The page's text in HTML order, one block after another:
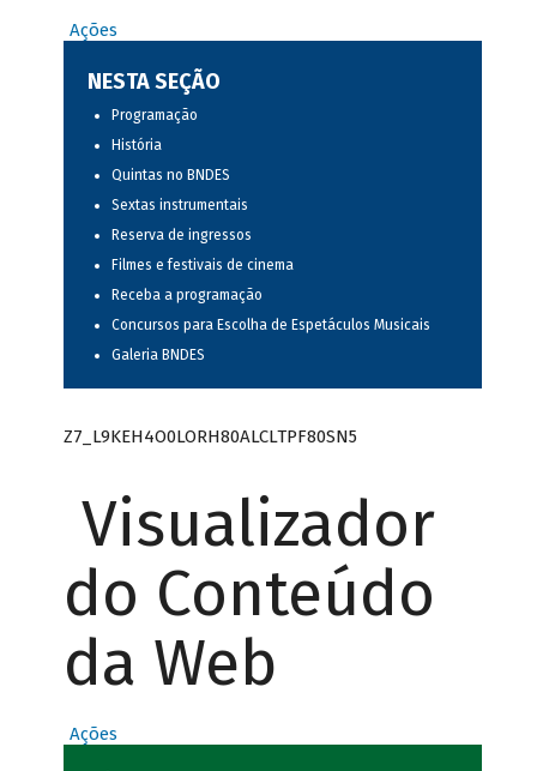
Ações
NESTA SEÇÃO
Programação
História
Quintas no BNDES
Sextas instrumentais
Reserva de ingressos
Filmes e festivais de cinema
Receba a programação
Concursos para Escolha de Espetáculos Musicais
Galeria BNDES
Z7_L9KEH4O0LORH80ALCLTPF80SN5
Visualizador
do Conteúdo
da Web
Ações